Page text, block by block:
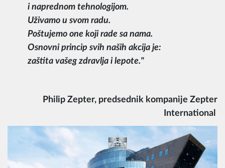
i naprednom tehnologijom.
Uživamo u svom radu.
Poštujemo one koji rade sa nama.
Osnovni princip svih naših akcija je:
zaštita vašeg zdravlja i lepote."
Philip Zepter, predsednik kompanije Zepter
International